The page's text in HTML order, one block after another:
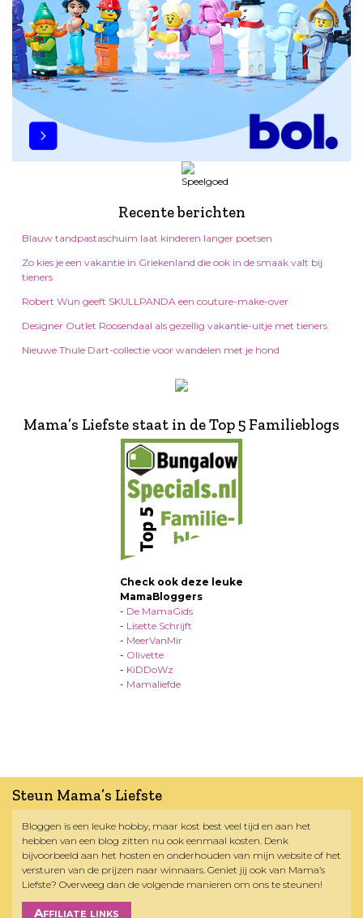
Recente berichten
Blauw tandpastaschuim laat kinderen langer poetsen
Zo kies je een vakantie in Griekenland die ook in de smaak valt bij
tieners
Robert Wun geeft SKULLPANDA een couture-make-over
Designer Outlet Roosendaal als gezellig vakantie-uitje met tieners
Nieuwe Thule Dart-collectie voor wandelen met je hond
Mama’s Liefste staat in de Top 5 Familieblogs
Check ook deze leuke
MamaBloggers
- De MamaGids
- Lisette Schrijft
- MeerVanMir
- Olivette
- KiDDoWz
- Mamaliefde
Steun Mama’s Liefste
Bloggen is een leuke hobby, maar kost best veel tijd en aan het
hebben van een blog zitten nu ook eenmaal kosten. Denk
bijvoorbeeld aan het hosten en onderhouden van mijn website of het
versturen van de prijzen naar winnaars. Geniet jij ook van Mama’s
Liefste? Overweeg dan de volgende manieren om ons te steunen!
Affiliate links